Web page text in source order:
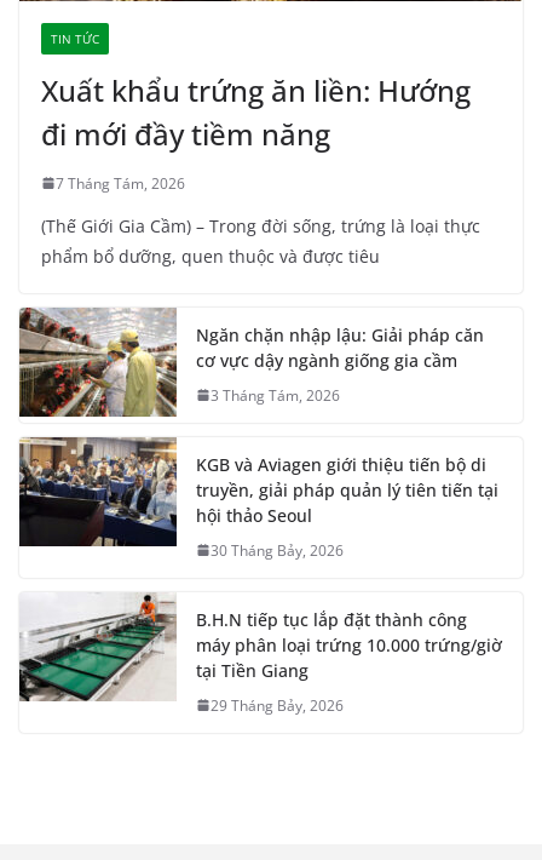
TIN TỨC
Xuất khẩu trứng ăn liền: Hướng
đi mới đầy tiềm năng
7 Tháng Tám, 2026
(Thế Giới Gia Cầm) – Trong đời sống, trứng là loại thực
phẩm bổ dưỡng, quen thuộc và được tiêu
Ngăn chặn nhập lậu: Giải pháp căn
cơ vực dậy ngành giống gia cầm
3 Tháng Tám, 2026
KGB và Aviagen giới thiệu tiến bộ di
truyền, giải pháp quản lý tiên tiến tại
hội thảo Seoul
30 Tháng Bảy, 2026
B.H.N tiếp tục lắp đặt thành công
máy phân loại trứng 10.000 trứng/giờ
tại Tiền Giang
29 Tháng Bảy, 2026